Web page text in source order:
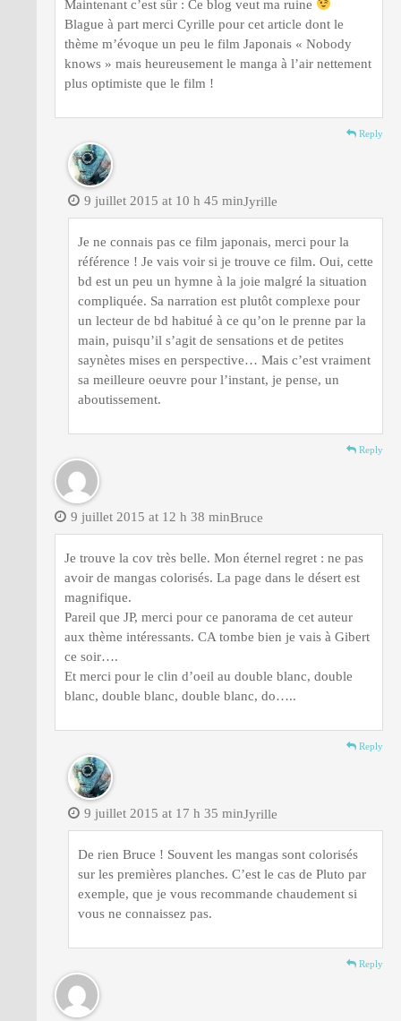
Maintenant c’est sûr : Ce blog veut ma ruine
Blague à part merci Cyrille pour cet article dont le
thème m’évoque un peu le film Japonais « Nobody
knows » mais heureusement le manga à l’air nettement
plus optimiste que le film !
Reply
Jyrille
9 juillet 2015 at 10 h 45 min
Je ne connais pas ce film japonais, merci pour la
référence ! Je vais voir si je trouve ce film. Oui, cette
bd est un peu un hymne à la joie malgré la situation
compliquée. Sa narration est plutôt complexe pour
un lecteur de bd habitué à ce qu’on le prenne par la
main, puisqu’il s’agit de sensations et de petites
saynètes mises en perspective… Mais c’est vraiment
sa meilleure oeuvre pour l’instant, je pense, un
aboutissement.
Reply
Bruce
9 juillet 2015 at 12 h 38 min
Je trouve la cov très belle. Mon éternel regret : ne pas
avoir de mangas colorisés. La page dans le désert est
magnifique.
Pareil que JP, merci pour ce panorama de cet auteur
aux thème intéressants. CA tombe bien je vais à Gibert
ce soir….
Et merci pour le clin d’oeil au double blanc, double
blanc, double blanc, double blanc, do…..
Reply
Jyrille
9 juillet 2015 at 17 h 35 min
De rien Bruce ! Souvent les mangas sont colorisés
sur les premières planches. C’est le cas de Pluto par
exemple, que je vous recommande chaudement si
vous ne connaissez pas.
Reply